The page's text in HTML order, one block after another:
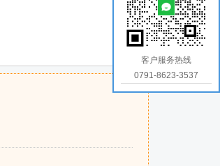
客户服务热线
0791-8623-3537